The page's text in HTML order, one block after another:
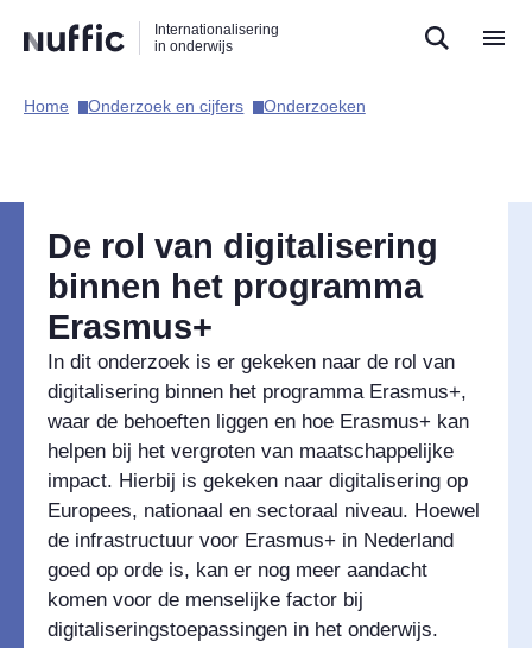
naar
zoekfunctie
naar
hoofdnavigatie
naar
inhoud
Internationalisering
in onderwijs
Hoofdnavigatie
Home​ Onderzoek en cijfers​ Onderzoeken​
De rol van digitalisering
binnen het programma
Erasmus+
In dit onderzoek is er gekeken naar de rol van
digitalisering binnen het programma Erasmus+,
waar de behoeften liggen en hoe Erasmus+ kan
helpen bij het vergroten van maatschappelijke
impact. Hierbij is gekeken naar digitalisering op
Europees, nationaal en sectoraal niveau. Hoewel
de infrastructuur voor Erasmus+ in Nederland
goed op orde is, kan er nog meer aandacht
komen voor de menselijke factor bij
digitaliseringstoepassingen in het onderwijs.